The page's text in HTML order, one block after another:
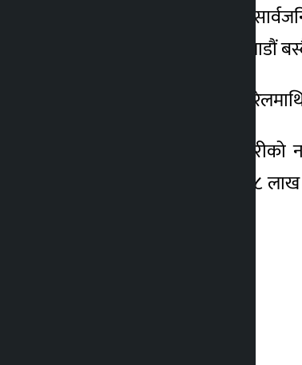
काठमाडौँ । संघीय संसदको
नगरपालिका २ घर भई
प्रहरी नियन्त्रणमा रहेका
उनले एबीबीबीएस पढ्न
चौधरीसँग विभिन्न मितिमा ३८